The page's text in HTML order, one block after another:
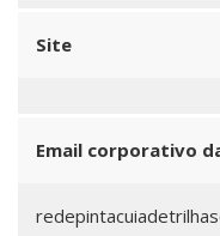
Site
Email corporativo